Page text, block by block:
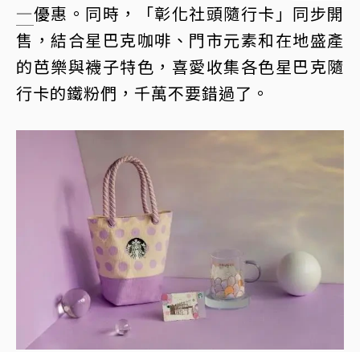
一優惠。同時，「彰化社頭隨行卡」同步開
售，結合星巴克咖啡、門市元素和在地盛產
的芭樂與襪子特色，喜愛收集各色星巴克隨
行卡的鐵粉們，千萬不要錯過了。